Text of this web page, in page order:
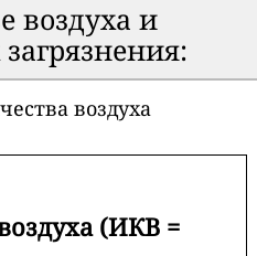
воздуха и
воздуха
(ИКВ =